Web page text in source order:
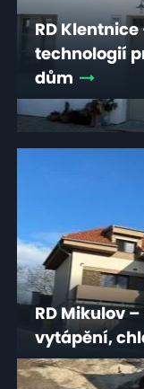
RD
technologií
dům
RD Mikulov
vytápění,